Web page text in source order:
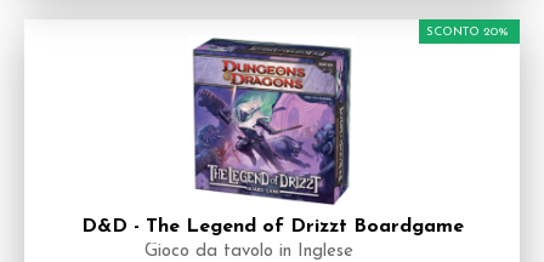
D&D - The Legend of Drizzt Boardgame
Gioco da tavolo in Inglese
SCONTO 20%